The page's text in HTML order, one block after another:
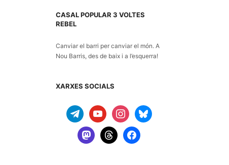
CASAL POPULAR 3 VOLTES
REBEL
Canviar el barri per canviar el món. A
Nou Barris, des de baix i a l’esquerra!
XARXES SOCIALS
telegramyoutube instagrambluesky
mastodonthreads facebook